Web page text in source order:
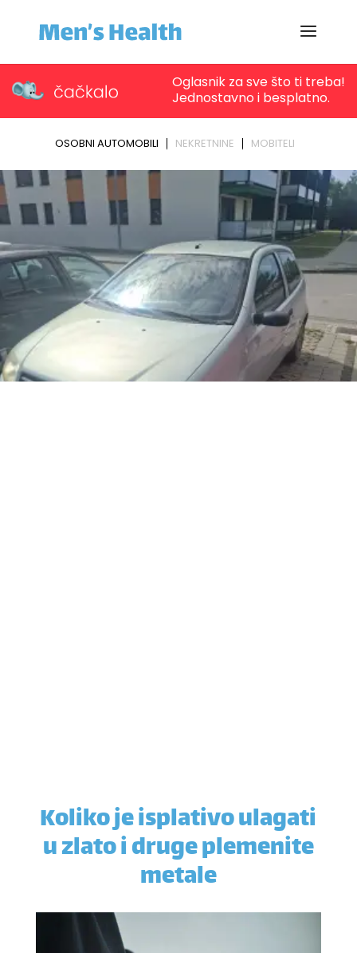
Koliko je isplativo ulagati
u zlato i druge plemenite
metale